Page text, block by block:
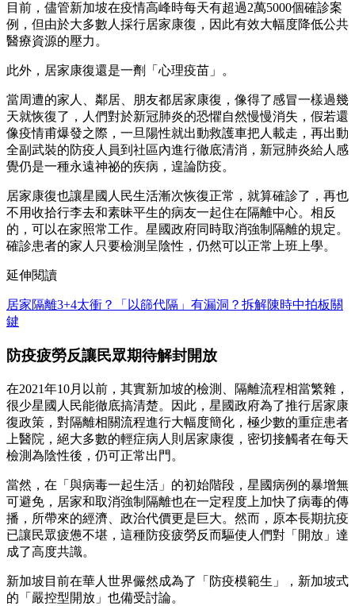
目前，儘管新加坡在疫情高峰時每天有超過2萬5000個確診案
例，但由於大多數人採行居家康復，因此有效大幅度降低公共
醫療資源的壓力。
此外，居家康復還是一劑「心理疫苗」。
當周遭的家人、鄰居、朋友都居家康復，像得了感冒一樣過幾
天就恢復了，人們對於新冠肺炎的恐懼自然慢慢消失，假若還
像疫情甫爆發之際，一旦陽性就出動救護車把人載走，再出動
全副武裝的防疫人員到社區內進行徹底清消，新冠肺炎給人感
覺仍是一種永遠神祕的疾病，遑論防疫。
居家康復也讓星國人民生活漸次恢復正常，就算確診了，再也
不用收拾行李去和素昧平生的病友一起住在隔離中心。相反
的，可以在家照常工作。星國政府同時取消強制隔離的規定。
確診患者的家人只要檢測呈陰性，仍然可以正常上班上學。
延伸閱讀
居家隔離3+4太衝？「以篩代隔」有漏洞？拆解陳時中拍板關
鍵
防疫疲勞反讓民眾期待解封開放
在2021年10月以前，其實新加坡的檢測、隔離流程相當繁雜，
很少星國人民能徹底搞清楚。因此，星國政府為了推行居家康
復政策，對隔離相關流程進行大幅度簡化，極少數的重症患者
上醫院，絕大多數的輕症病人則居家康復，密切接觸者在每天
檢測為陰性後，仍可正常出門。
當然，在「與病毒一起生活」的初始階段，星國病例的暴增無
可避免，居家和取消強制隔離也在一定程度上加快了病毒的傳
播，所帶來的經濟、政治代價更是巨大。然而，原本長期抗疫
已讓民眾疲憊不堪，這種防疫疲勞反而驅使人們對「開放」達
成了高度共識。
新加坡目前在華人世界儼然成為了「防疫模範生」，新加坡式
的「嚴控型開放」也備受討論。